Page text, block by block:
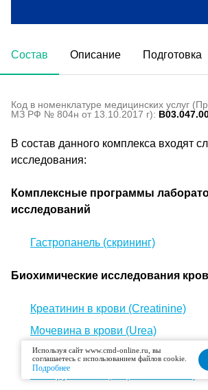
Состав Описание Подготовка
Код в номенклатуре медицинских услуг
МЗ РФ № 804н от 13.10.2017 г):
В состав данного комплекса входят
исследования:
Комплексные программы
исследований
Гастропанель (скрининг)
Биохимические исследования
Креатинин в крови (Creatinine)
Мочевина в крови (Urea)
Мочевая кислота в крови (Uric
Билирубин общий (Bilirubin total)
Используя сайт www.cmd-online.ru, вы
соглашаетесь с использованием файлов cookie.
Подробнее